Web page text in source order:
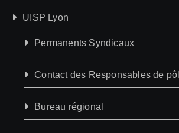
UISP Lyon
Permanents Syndicaux
Contact des Responsables de
Bureau régional